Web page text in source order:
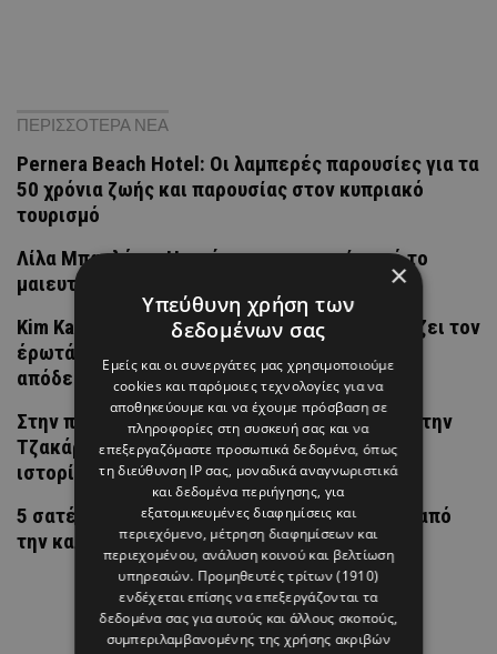
ΠΕΡΙΣΣΟΤΕΡΑ ΝΕΑ
Pernera Beach Hotel: Οι λαμπερές παρουσίες για τα
50 χρόνια ζωής και παρουσίας στον κυπριακό
τουρισμό
Λίλα Μπακλέση: Η πρώτη φωτογραφία από το
μαιευτήριο με τον νεογέννητο γιο της
Kim Kardashian & Lewis Hamilton: Το ζευγάρι ζει τον
έρωτά του και αυτά τα στιγμιότυπα είναι η
απόδειξη
Στην πασαρέλα του Indonesia Fashion Week στην
Τζακάρτα πρωταγωνίστησαν οι κυπριακές
ιστορίες από μετάξι
5 σατέν τοπ που δεν πρέπει να απουσιάζουν από
την καλοκαιρινή γκαρνταρόμπα
×
Υπεύθυνη χρήση των
δεδομένων σας
Εμείς και οι συνεργάτες μας χρησιμοποιούμε
cookies και παρόμοιες τεχνολογίες για να
αποθηκεύουμε και να έχουμε πρόσβαση σε
πληροφορίες στη συσκευή σας και να
επεξεργαζόμαστε προσωπικά δεδομένα, όπως
τη διεύθυνση IP σας, μοναδικά αναγνωριστικά
και δεδομένα περιήγησης, για
εξατομικευμένες διαφημίσεις και
περιεχόμενο, μέτρηση διαφημίσεων και
περιεχομένου, ανάλυση κοινού και βελτίωση
υπηρεσιών. Προμηθευτές τρίτων (1910)
ενδέχεται επίσης να επεξεργάζονται τα
δεδομένα σας για αυτούς και άλλους σκοπούς,
συμπεριλαμβανομένης της χρήσης ακριβών